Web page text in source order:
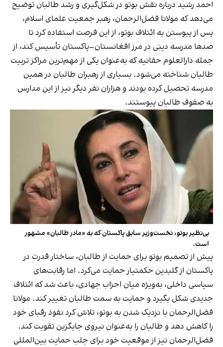
احمد رشید درباره نقش بوتو در شکل‌گیری و رشد طالبان توضیح
می‌دهد که مولانا فضل‌الرحمان، رهبر جمعیت علمای اسلام،
پس از پیوستن به ائتلاف بوتو، از این فرصت استفاده کرد تا
صدها مدرسه دینی در مرز افغانستان–پاکستان تأسیس کند، از
جمله دارالعلوم حقانیه که به‌عنوان یکی از مهم‌ترین مراکز تربیت
طالبان شناخته می‌شود. بسیاری از رهبران طالبان در همین
مدرسه تحصیل کرده بودند و هزاران نفر دیگر نیز از این مدارس
به صفوف طالبان پیوستند.
بی‌نظیر بوتو، نخست‌وزیر سابق پاکستان که به «مادر طالبان» مشهور
است.
پیش از تصمیم بوتو برای حمایت از طالبان، ساختار قدرت در
پاکستان از گلبدین حکمتیار حمایت می‌کرد. اما رقابت‌های
سیاسی داخلی، به‌ویژه میان احزاب جهادی، باعث شد که ائتلاف
جدیدی شکل بگیرد و حمایت به سمت طالبان تغییر کند. مولانا
فضل‌الرحمان با نزدیک شدن به بوتو، تلاش کرد نفوذ رقبای خود
را کاهش دهد و طالبان را به‌عنوان نیروی جایگزین تقویت کند.
فضل‌الرحمان نیز از موقعیت خود برای جلب حمایت بین‌المللی